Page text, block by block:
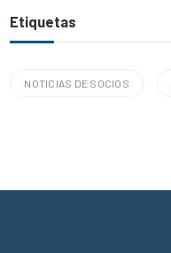
Etiquetas
NOTICIAS DE SOCIOS